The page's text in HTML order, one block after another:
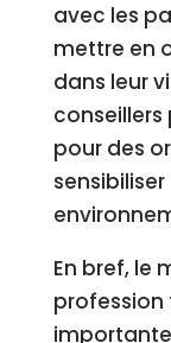
avec les
mettre en
dans leur
pour des
En bref, le
profession